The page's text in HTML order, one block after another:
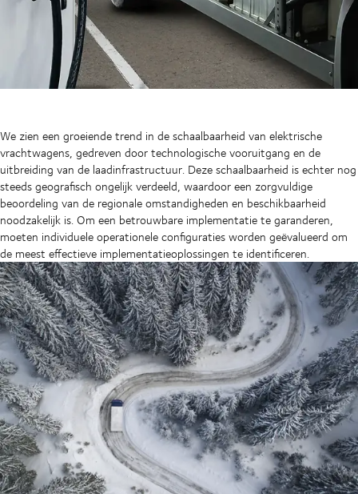
We zien een groeiende trend in de schaalbaarheid van elektrische
vrachtwagens, gedreven door technologische vooruitgang en de
uitbreiding van de laadinfrastructuur. Deze schaalbaarheid is echter nog
steeds geografisch ongelijk verdeeld, waardoor een zorgvuldige
beoordeling van de regionale omstandigheden en beschikbaarheid
noodzakelijk is. Om een betrouwbare implementatie te garanderen,
moeten individuele operationele configuraties worden geëvalueerd om
de meest effectieve implementatieoplossingen te identificeren.